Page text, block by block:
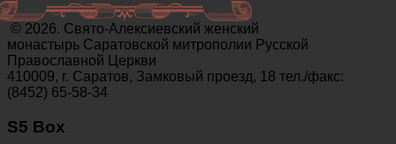
© 2026. Свято-Алексиевский женский
монастырь Саратовской митрополии Русской
Православной Церкви
410009, г. Саратов, Замковый проезд, 18 тел./факс:
(8452) 65-58-34
S5 Box